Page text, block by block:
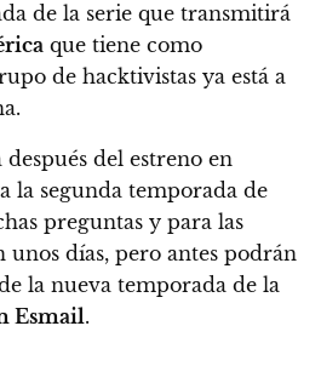
de la serie que transmitirá
que tiene como
de hacktivistas ya está a
después del estreno en
la segunda temporada de
preguntas y para las
unos días, pero antes podrán
la nueva temporada de la
Esmail.